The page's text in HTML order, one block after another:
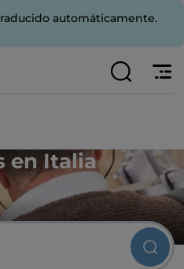
automáticamente.
en Italia